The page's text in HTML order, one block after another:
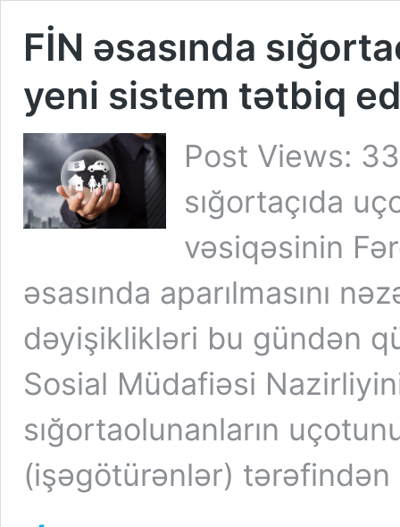
FİN əsasında
yeni sistem tətbiq
Post Views:
sığortaçıda
vəsiqəsinin
əsasında aparılmasını
dəyişiklikləri bu gündən
Sosial Müdafiəsi
sığortaolunanların
(işəgötürənlər)